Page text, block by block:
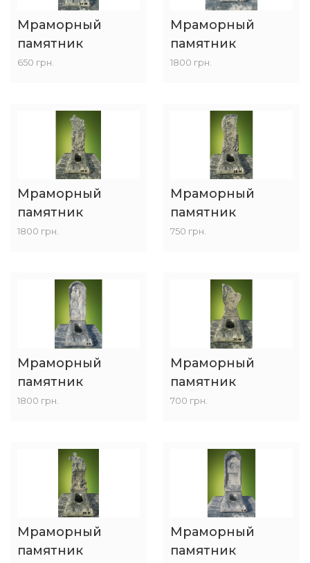
Мраморный
памятник
650 грн.
Мраморный
памятник
1800 грн.
Мраморный
памятник
1800 грн.
Мраморный
памятник
750 грн.
Мраморный
памятник
1800 грн.
Мраморный
памятник
700 грн.
Мраморный
памятник
Мраморный
памятник